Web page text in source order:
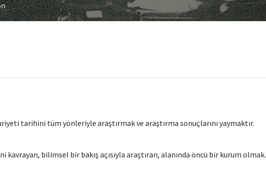
tarihini tüm yönleriyle araştırmak ve araştırma sonuçlarını yaymaktır.
bilimsel bir bakış açısıyla araştıran, alanında öncü bir kurum olmak.